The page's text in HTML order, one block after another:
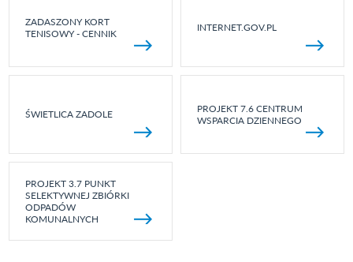
ZADASZONY KORT
TENISOWY - CENNIK
INTERNET.GOV.PL
ŚWIETLICA ZADOLE
PROJEKT 7.6 CENTRUM
WSPARCIA DZIENNEGO
PROJEKT 3.7 PUNKT
SELEKTYWNEJ ZBIÓRKI
ODPADÓW
KOMUNALNYCH